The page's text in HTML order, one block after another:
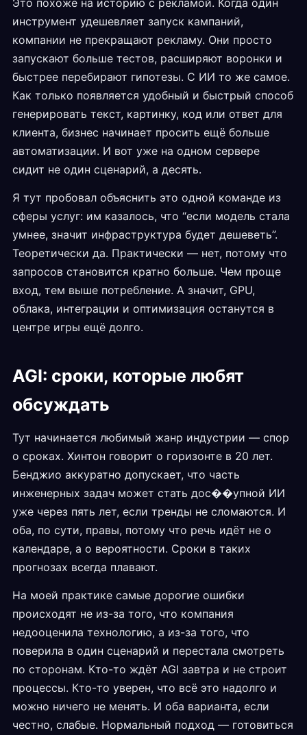
инструмент удешевляет запуск кампаний,
компании не прекращают рекламу. Они просто
запускают больше тестов, расширяют воронки и
быстрее перебирают гипотезы. С ИИ то же самое.
Как только появляется удобный и быстрый способ
генерировать текст, картинку, код или ответ для
клиента, бизнес начинает просить ещё больше
автоматизации. И вот уже на одном сервере
сидит не один сценарий, а десять.
Я тут пробовал объяснить это одной команде из
сферы услуг: им казалось, что “если модель стала
умнее, значит инфраструктура будет дешеветь”.
Теоретически да. Практически — нет, потому что
запросов становится кратно больше. Чем проще
вход, тем выше потребление. А значит, GPU,
облака, интеграции и оптимизация останутся в
центре игры ещё долго.
AGI: сроки, которые любят
обсуждать
Тут начинается любимый жанр индустрии — спор
о сроках. Хинтон говорит о горизонте в 20 лет.
Бенджио аккуратно допускает, что часть
инженерных задач может стать дос��упной ИИ
уже через пять лет, если тренды не сломаются. И
оба, по сути, правы, потому что речь идёт не о
календаре, а о вероятности. Сроки в таких
прогнозах всегда плавают.
На моей практике самые дорогие ошибки
происходят не из-за того, что компания
недооценила технологию, а из-за того, что
поверила в один сценарий и перестала смотреть
по сторонам. Кто-то ждёт AGI завтра и не строит
процессы. Кто-то уверен, что всё это надолго и
можно ничего не менять. И оба варианта, если
честно, слабые. Нормальный подход — готовиться